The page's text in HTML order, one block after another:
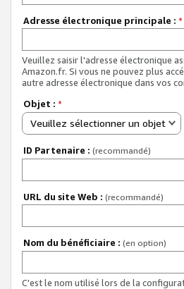
Adresse électronique principale : *
Veuillez saisir l'adresse électronique
Amazon.fr. Si vous ne pouvez plus
autre adresse électronique dans vos
Objet : *
Veuillez sélectionner un objet
ID Partenaire : (recommandé)
URL du site Web : (recommandé)
Nom du bénéficiaire : (en option)
C'est le nom utilisé lors de la